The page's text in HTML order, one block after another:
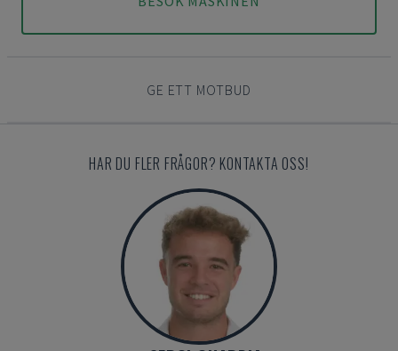
GE ETT MOTBUD
HAR DU FLER FRÅGOR? KONTAKTA OSS!